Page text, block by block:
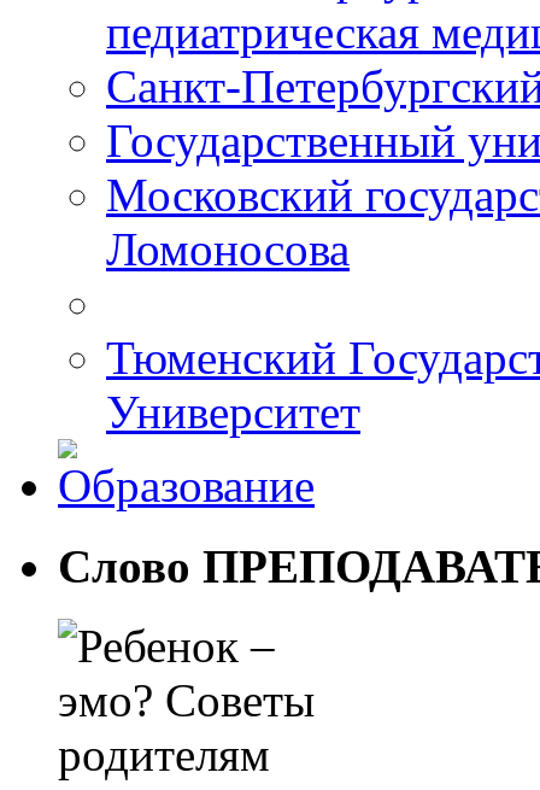
педиатрическая
Санкт-
Государственный
Московский
Ломоносова
Тюменский
Университет
Слово